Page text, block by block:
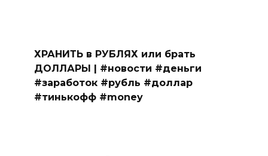
ХРАНИТЬ в РУБЛЯХ или брать
ДОЛЛАРЫ | #новости #деньги
#заработок #рубль #доллар
#тинькофф #money